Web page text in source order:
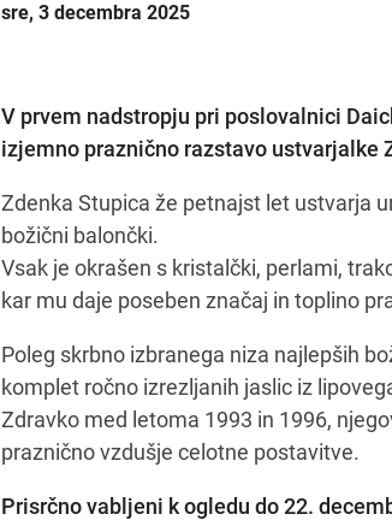
sre, 3 decembra 2025
V prvem nadstropju pri poslovalnici
izjemno praznično razstavo ustvarjalke
Zdenka Stupica že petnajst let ustvarja
božični balončki.
Vsak je okrašen s kristalčki, perlami,
kar mu daje poseben značaj in toplino
Poleg skrbno izbranega niza najlepših
komplet ročno izrezljanih jaslic iz
Zdravko med letoma 1993 in 1996,
praznično vzdušje celotne postavitve.
Prisrčno vabljeni k ogledu do 22.